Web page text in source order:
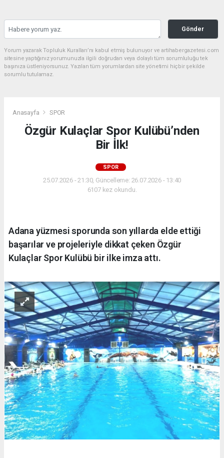
Gönder
Yorum yazarak Topluluk Kuralları’nı kabul etmiş bulunuyor ve artihabergazetesi.com
sitesine yaptığınız yorumunuzla ilgili doğrudan veya dolaylı tüm sorumluluğu tek
başınıza üstleniyorsunuz. Yazılan tüm yorumlardan site yönetimi hiçbir şekilde
sorumlu tutulamaz.
Anasayfa SPOR
Özgür Kulaçlar Spor Kulübü’nden
Bir İlk!
SPOR
25.07.2026 - 21:30, Güncelleme: 26.07.2026 - 13:40
6107 kez okundu.
Adana yüzmesi sporunda son yıllarda elde ettiği
başarılar ve projeleriyle dikkat çeken Özgür
Kulaçlar Spor Kulübü bir ilke imza attı.